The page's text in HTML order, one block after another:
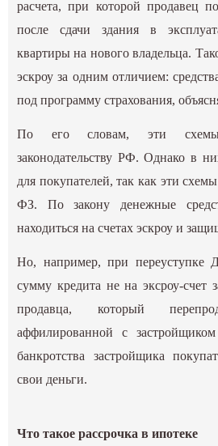
расчета, при которой продавец
после сдачи здания в
квартиры на нового владельца.
эскроу за одним отличием:
под программу страхования,
По его словам, эти схемы
законодательству РФ. Однако в
для покупателей, так как эти
ФЗ. По закону денежные
находиться на счетах эскроу и
Но, например, при переуступке
сумму кредита не на эксроу-счет
продавца, который
аффилированной с
банкротства застройщика
свои деньги.
Что такое рассрочка в ипотеке